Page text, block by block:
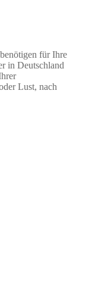
für Ihre
in Deutschland
Lust, nach